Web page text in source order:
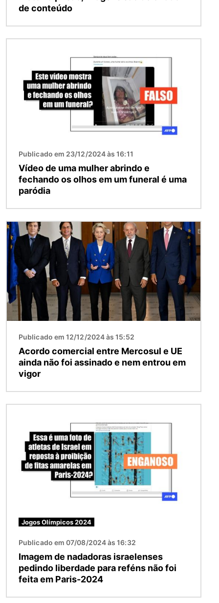
de conteúdo
Publicado em 23/12/2024 às 16:11
Vídeo de uma mulher abrindo e
fechando os olhos em um funeral é uma
paródia
Imagem
Publicado em 12/12/2024 às 15:52
Acordo comercial entre Mercosul e UE
ainda não foi assinado e nem entrou em
vigor
Jogos Olímpicos 2024
Publicado em 07/08/2024 às 16:32
Imagem de nadadoras israelenses
pedindo liberdade para reféns não foi
feita em Paris-2024